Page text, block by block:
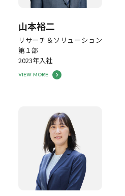
山本裕二
リサーチ＆ソリューション
第１部
2023年入社
VIEW MORE